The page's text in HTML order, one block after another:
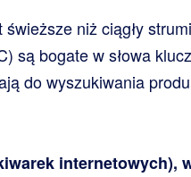
niż ciągły
są bogate w słowa
do wyszukiwania
internetowych),